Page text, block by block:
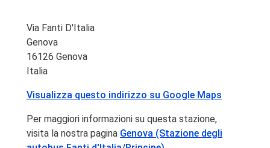
Via Fanti D'Italia
Genova
16126 Genova
Italia
Visualizza questo indirizzo su Google Maps
Per maggiori informazioni su questa stazione,
visita la nostra pagina Genova (Stazione degli